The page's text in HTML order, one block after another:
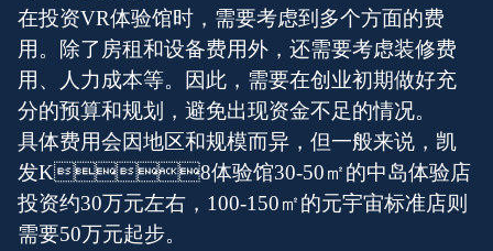
在投资VR体验馆时，需要考虑到多个方面的费
用。除了房租和设备费用外，还需要考虑装修费
用、人力成本等。因此，需要在创业初期做好充
分的预算和规划，避免出现资金不足的情况。
具体费用会因地区和规模而异，但一般来说，凯
发K8体验馆30-50㎡的中岛体验店
投资约30万元左右，100-150㎡的元宇宙标准店则
需要50万元起步。